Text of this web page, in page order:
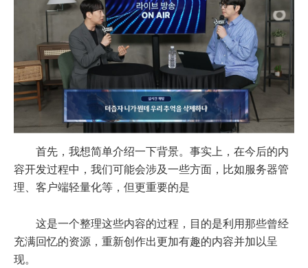
首先，我想简单介绍一下背景。事实上，在今后的内
容开发过程中，我们可能会涉及一些方面，比如服务器管
理、客户端轻量化等，但更重要的是
这是一个整理这些内容的过程，目的是利用那些曾经
充满回忆的资源，重新创作出更加有趣的内容并加以呈
现。